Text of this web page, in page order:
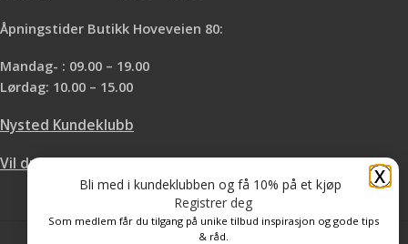
Åpningstider Butikk Hoveveien 80:
Mandag- : 09.00 – 19.00
Lørdag: 10.00 – 15.00
Nysted Kundeklubb
Vil du leie hos oss?
X
Bli med i kundeklubben og få 10% på et kjøp
Registrer deg
Som medlem får du tilgang på unike tilbud inspirasjon og gode tips
& råd.